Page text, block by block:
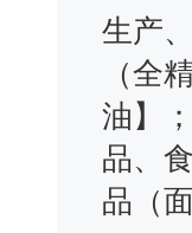
生产
（全
油】
品、
品（